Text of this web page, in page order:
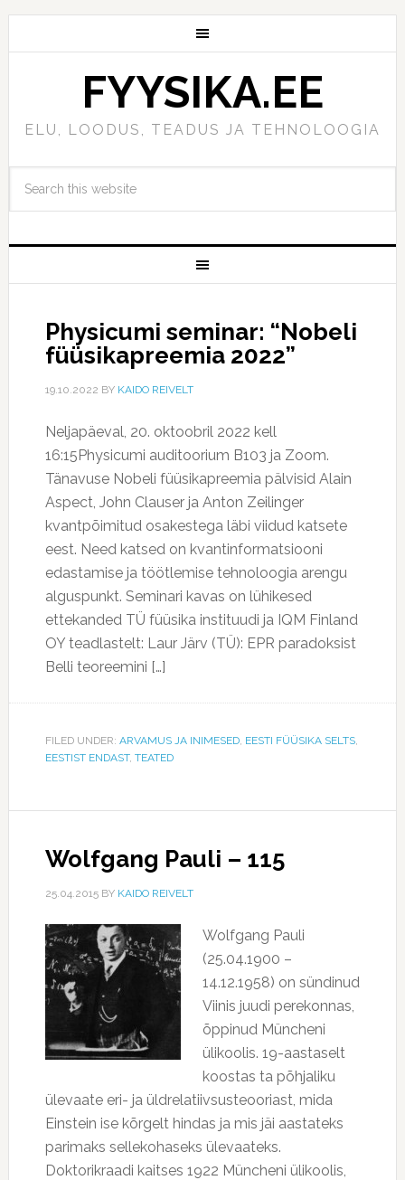
FYYSIKA.EE
ELU, LOODUS, TEADUS JA TEHNOLOOGIA
Physicumi seminar: “Nobeli
füüsikapreemia 2022”
19.10.2022 BY KAIDO REIVELT
Neljapäeval, 20. oktoobril 2022 kell
16:15Physicumi auditoorium B103 ja Zoom.
Tänavuse Nobeli füüsikapreemia pälvisid Alain
Aspect, John Clauser ja Anton Zeilinger
kvantpõimitud osakestega läbi viidud katsete
eest. Need katsed on kvantinformatsiooni
edastamise ja töötlemise tehnoloogia arengu
alguspunkt. Seminari kavas on lühikesed
ettekanded TÜ füüsika instituudi ja IQM Finland
OY teadlastelt: Laur Järv (TÜ): EPR paradoksist
Belli teoreemini […]
FILED UNDER: ARVAMUS JA INIMESED, EESTI FÜÜSIKA SELTS,
EESTIST ENDAST, TEATED
Wolfgang Pauli – 115
25.04.2015BY KAIDO REIVELT
Wolfgang Pauli
(25.04.1900 –
14.12.1958) on sündinud
Viinis juudi perekonnas,
õppinud Müncheni
ülikoolis. 19-aastaselt
koostas ta põhjaliku
ülevaate eri- ja üldrelatiivsusteooriast, mida
Einstein ise kõrgelt hindas ja mis jäi aastateks
parimaks sellekohaseks ülevaateks.
Doktorikraadi kaitses 1922 Müncheni ülikoolis,